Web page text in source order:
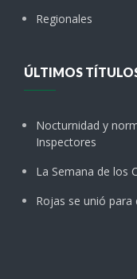
Regionales
ÚLTIMOS
Nocturnidad y
Inspectores
La Semana de los
Rojas se unió para